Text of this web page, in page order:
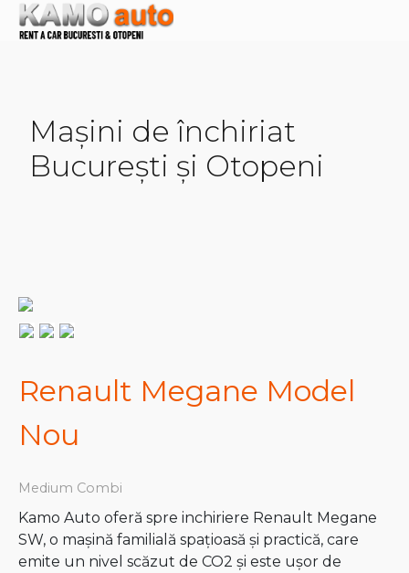
Mașini de închiriat
București și Otopeni
Renault Megane Model
Nou
Medium Combi
Kamo Auto oferă spre inchiriere Renault Megane
SW, o mașină familială spațioasă și practică, care
emite un nivel scăzut de CO2 și este ușor de